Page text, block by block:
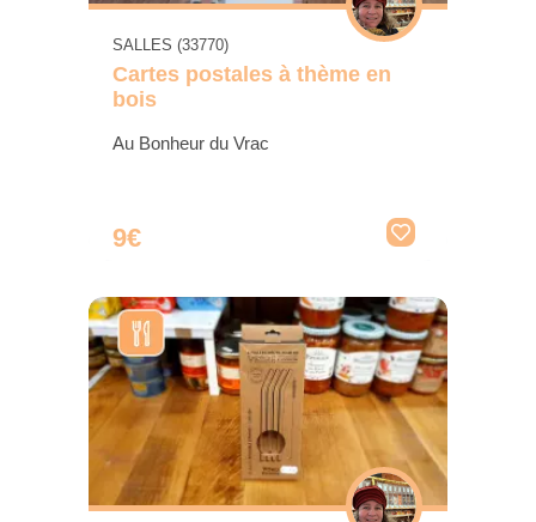
SALLES (33770)
Cartes postales à thème en
bois
Au Bonheur du Vrac
9€